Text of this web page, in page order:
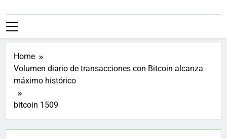
Home
Volumen diario de transacciones con Bitcoin alcanza
máximo histórico
bitcoin 1509